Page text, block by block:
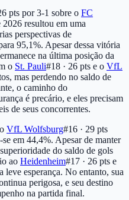
pts por 3-1 sobre o FC
resultou em uma
perspectivas de
95,1%. Apesar dessa vitória
na última posição da
o St. Pauli#18 · 26 pts e o VfL
mas perdendo no saldo de
o caminho do
é precário, e eles precisam
de seus concorrentes.
VfL Wolfsburg#16 · 29 pts
em 44,4%. Apesar de manter
do saldo de gols
ao Heidenheim#17 · 26 pts e
leve esperança. No entanto, sua
perigosa, e seu destino
na partida final.